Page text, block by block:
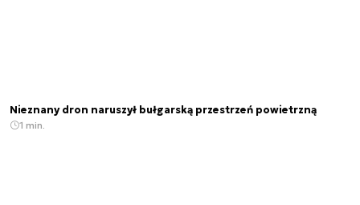
Nieznany dron naruszył bułgarską przestrzeń powietrzną
1 min.